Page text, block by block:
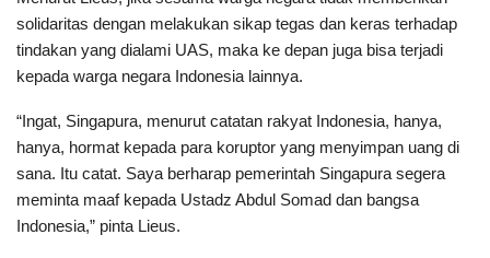
solidaritas dengan melakukan sikap tegas dan keras terhadap
tindakan yang dialami UAS, maka ke depan juga bisa terjadi
kepada warga negara Indonesia lainnya.
“Ingat, Singapura, menurut catatan rakyat Indonesia, hanya,
hanya, hormat kepada para koruptor yang menyimpan uang di
sana. Itu catat. Saya berharap pemerintah Singapura segera
meminta maaf kepada Ustadz Abdul Somad dan bangsa
Indonesia,” pinta Lieus.